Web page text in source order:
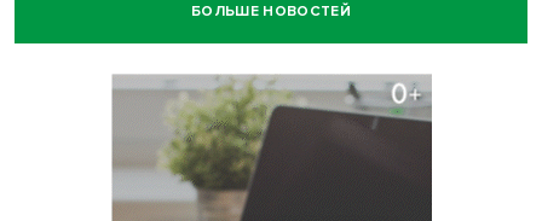
Прогноз погоды на 8-9 августа в Новосибирске сделали
Площадки для контроля перегруза начали строить на
въездах в Новосибирск
БОЛЬШЕ НОВОСТЕЙ